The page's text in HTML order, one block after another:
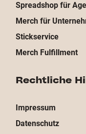
Spreadshop für
Merch für
Stickservice
Merch Fulfillment
Rechtliche
Impressum
Datenschutz